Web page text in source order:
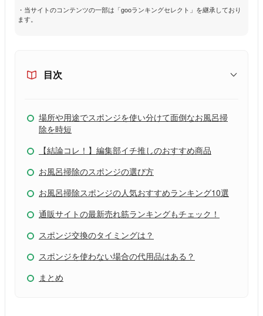
・当サイトのコンテンツの一部は「gooランキングセレクト」を継承しており
ます。
目次
場所や用途でスポンジを使い分けて面倒なお風呂掃
除を時短
【結論コレ！】編集部イチ推しのおすすめ商品
お風呂掃除のスポンジの選び方
お風呂掃除スポンジの人気おすすめランキング10選
通販サイトの最新売れ筋ランキングもチェック！
スポンジ交換のタイミングは？
スポンジを使わない場合の代用品はある？
まとめ